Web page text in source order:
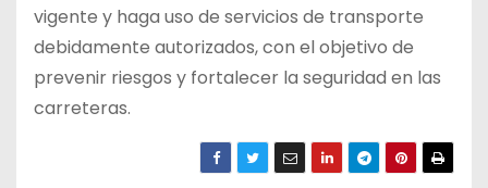
vigente y haga uso de servicios de transporte
debidamente autorizados, con el objetivo de
prevenir riesgos y fortalecer la seguridad en las
carreteras.